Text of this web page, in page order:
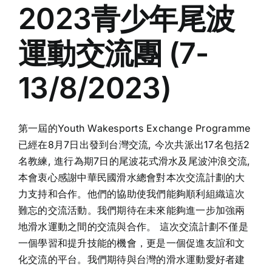
2023青少年尾波
運動交流團 (7-
13/8/2023)
第一屆的Youth Wakesports Exchange Programme
已經在8月7日出發到台灣交流, 今次共派出17名包括2
名教練, 進行為期7日的尾波花式滑水及尾波沖浪交流,
本會衷心感謝中華民國滑水總會對本次交流計劃的大
力支持和合作。他們的協助使我們能夠順利組織這次
難忘的交流活動。我們期待在未來能夠進一步加強兩
地滑水運動之間的交流與合作。 這次交流計劃不僅是
一個學習和提升技能的機會，更是一個促進友誼和文
化交流的平台。我們期待與台灣的滑水運動愛好者建